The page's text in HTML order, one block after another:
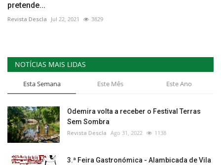
pretende...
Revista Descla Jul 22, 2021 3829
NOTÍCIAS MAIS LIDAS
Esta Semana Este Mês Este Ano
Odemira volta a receber o Festival Terras
Sem Sombra
Revista Descla Ago 31, 2022 1138
3.ª Feira Gastronómica - Alambicada de Vila